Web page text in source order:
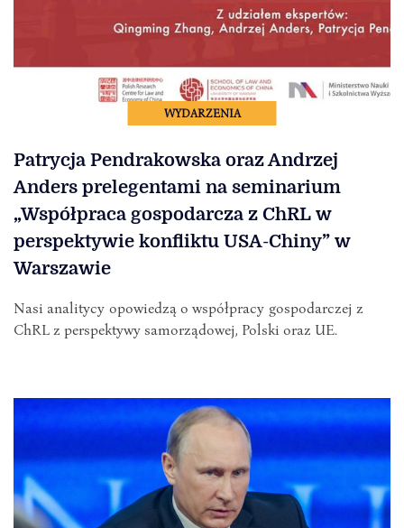
WYDARZENIA
Patrycja Pendrakowska oraz Andrzej
Anders prelegentami na seminarium
„Współpraca gospodarcza z ChRL w
perspektywie konfliktu USA-Chiny” w
Warszawie
Nasi analitycy opowiedzą o współpracy gospodarczej z
ChRL z perspektywy samorządowej, Polski oraz UE.